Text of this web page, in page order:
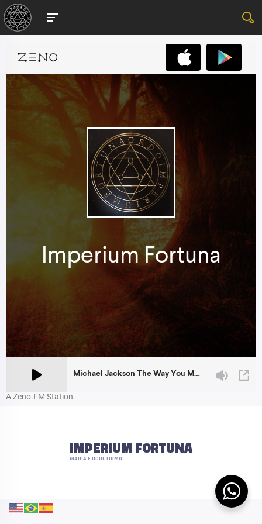
A Zeno.FM Station
IMPERIUM FORTUNA
MAGIA E OCULTISMO